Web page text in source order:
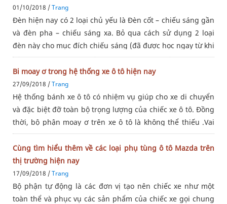
01/10/2018 /Trang
Đèn hiện nay có 2 loại chủ yếu là Đèn cốt – chiếu sáng gần
và đèn pha – chiếu sáng xa. Bỏ qua cách sử dụng 2 loại
đèn này cho mục đích chiếu sáng (đã được học ngay từ khi
bắt đầu lái xe). Hôm nay phụ tùng Mazda AHV sẽ cung cấp
cho
Bi moay ơ trong hệ thống xe ô tô hiện nay
27/09/2018 /Trang
Hệ thống bánh xe ô tô có nhiệm vụ giúp cho xe di chuyển
và đặc biệt đỡ toàn bộ trọng lượng của chiếc xe ô tô. Đồng
thời, bộ phận moay ơ trên xe ô tô là không thể thiếu .Vai
trò của vòng bi moay ơ đó chính là liên kết các bánh xe với
Cùng tìm hiểu thêm về các loại phụ tùng ô tô Mazda trên
thị trường hiện nay
17/09/2018 /Trang
Bộ phận tự động là các đơn vị tạo nên chiếc xe như một
toàn thể và phục vụ các sản phẩm của chiếc xe gọi chung